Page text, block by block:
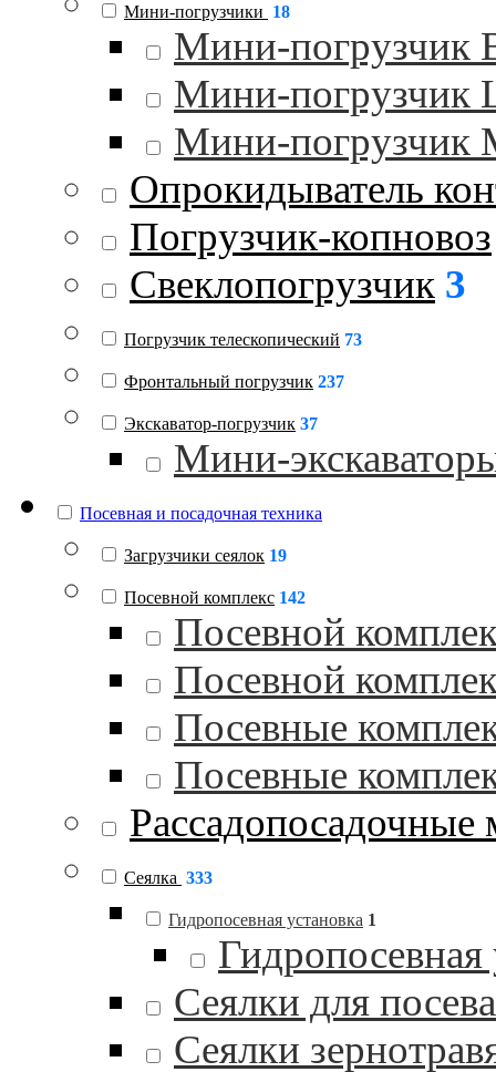
Мини-погрузчики 18
Мини-погрузчик
Мини-погрузчик
Мини-погрузчик
Опрокидыватель
Погрузчик-копновоз
Свеклопогрузчик 3
Погрузчик телескопический 73
Фронтальный погрузчик 237
Экскаватор-погрузчик 37
Мини-
Посевная и посадочная техника
Загрузчики сеялок 19
Посевной комплекс 142
Посевной
Посевной
Посевные
Посевные
Сеялка 333
Гидропосевная установка 1
Сеялки для
Сеялки